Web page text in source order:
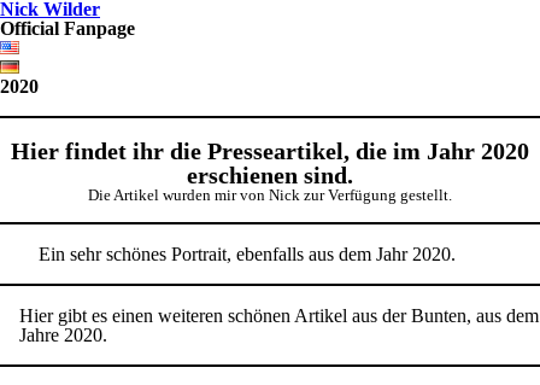
Nick Wilder
Official Fanpage
2020
Hier findet ihr die Presseartikel, die im Jahr 2020
erschienen sind.
Die Artikel wurden mir von Nick zur Verfügung gestellt.
Ein sehr schönes Portrait, ebenfalls aus dem Jahr 2020.
Hier gibt es einen weiteren schönen Artikel aus der Bunten, aus dem
Jahre 2020.